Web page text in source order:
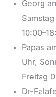
Georg
Papas
Uhr,
Freitag
Dr-